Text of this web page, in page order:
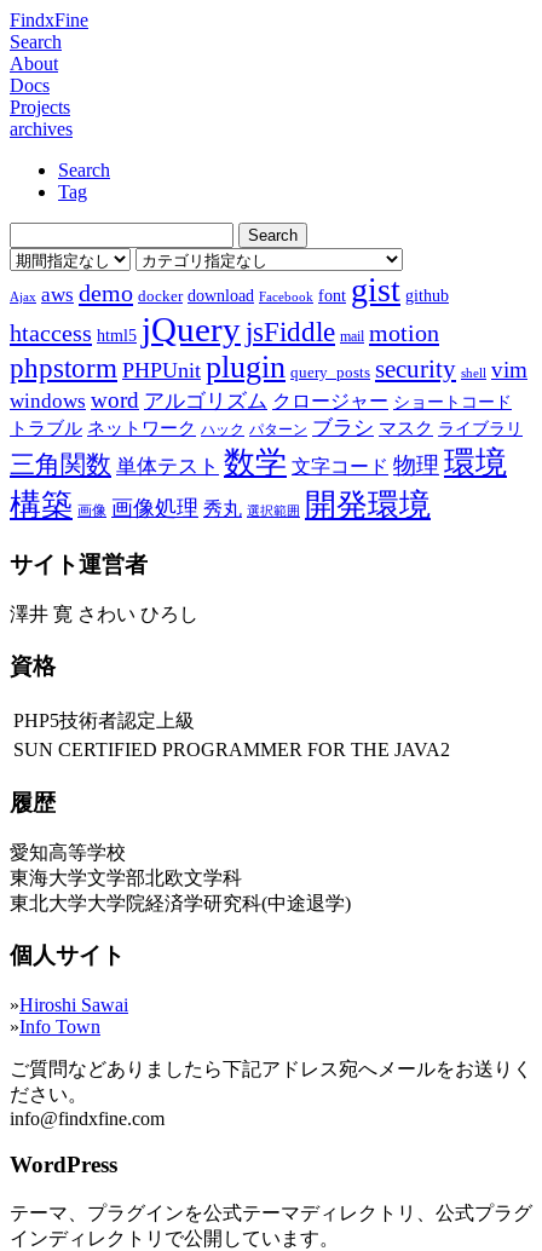
FindxFine
Search
About
Docs
Projects
archives
Search
Tag
Ajax aws demo docker download Facebook font gist github
htaccess html5 jQuery jsFiddle mail motion
phpstorm PHPUnit plugin query_posts security shell vim
windows word アルゴリズム クロージャー ショートコード
トラブル ネットワーク ハック パターン ブラシ マスク ライブラリ
三角関数 単体テスト 数学 文字コード 物理 環境
構築 画像 画像処理 秀丸 選択範囲 開発環境
サイト運営者
澤井 寛 さわい ひろし
資格
PHP5技術者認定上級
SUN CERTIFIED PROGRAMMER FOR THE JAVA2
履歴
愛知高等学校
東海大学文学部北欧文学科
東北大学大学院経済学研究科(中途退学)
個人サイト
»Hiroshi Sawai
»Info Town
ご質問などありましたら下記アドレス宛へメールをお送りく
ださい。
info@findxfine.com
WordPress
テーマ、プラグインを公式テーマディレクトリ、公式プラグ
インディレクトリで公開しています。